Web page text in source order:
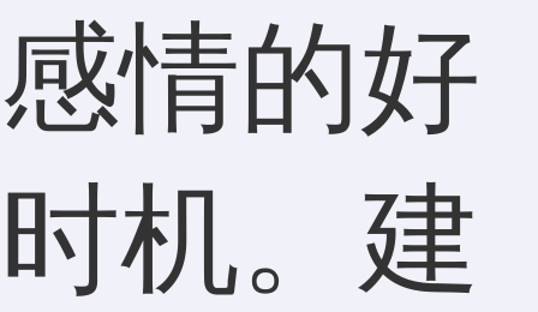
感情的好
时机。建